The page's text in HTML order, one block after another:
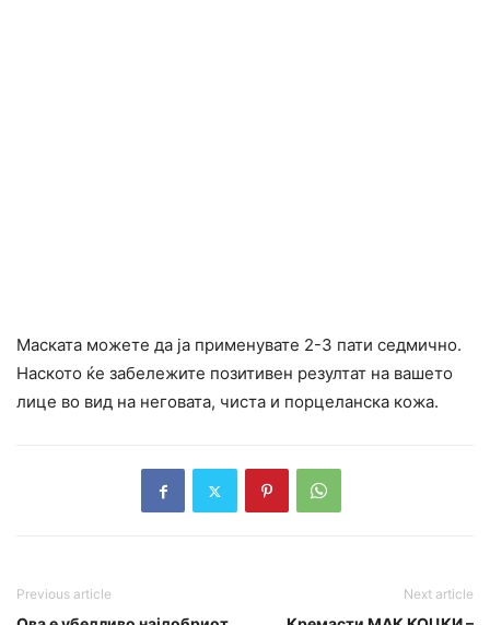
Маската можете да ја применувате 2-3 пати седмично.
Наското ќе забележите позитивен резултат на вашето
лице во вид на неговата, чиста и порцеланска кожа.
Previous article Next article